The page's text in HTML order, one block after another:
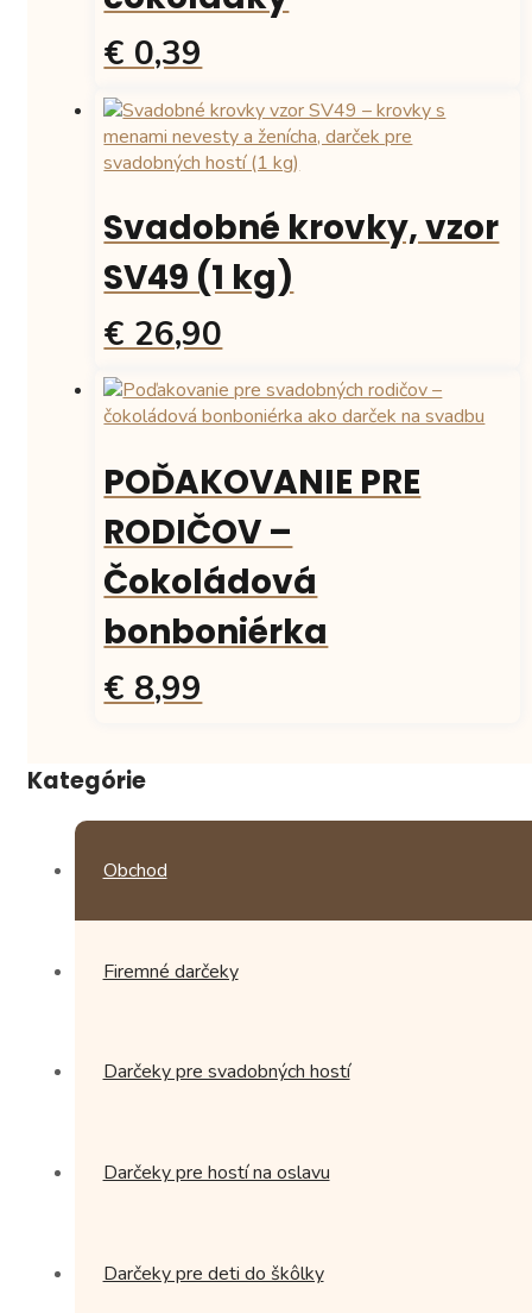
€ 0,39
Tento
produkt
má
viacero
Možnosti
môžete
na
produktu.
Svadobné krovky, vzor
SV49 (1 kg)
€ 26,90
POĎAKOVANIE PRE
RODIČOV –
Čokoládová
bonboniérka
€ 8,99
Kategórie
Obchod
Firemné darčeky
Darčeky pre svadobných hostí
Darčeky pre hostí na oslavu
Darčeky pre deti do škôlky